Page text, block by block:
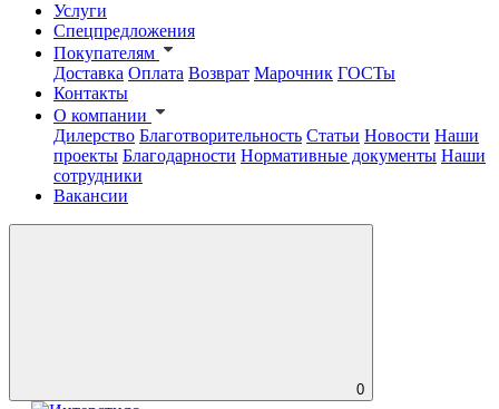
Услуги
Спецпредложения
Покупателям
Доставка Оплата Возврат Марочник ГОСТы
Контакты
О компании
Дилерство Благотворительность Статьи Новости Наши
проекты Благодарности Нормативные документы Наши
сотрудники
Вакансии
0